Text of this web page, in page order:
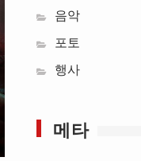
음악
포토
행사
메타